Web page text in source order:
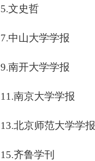
5.文史哲
7.中山大学学报
9.南开大学学报
11.南京大学学报
13.北京师范大学学报
15.齐鲁学刊